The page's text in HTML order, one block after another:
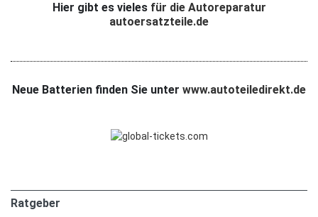
Hier gibt es vieles für die Autoreparatur
autoersatzteile.de
Neue Batterien finden Sie unter www.autoteiledirekt.de
Ratgeber
Ratgeber